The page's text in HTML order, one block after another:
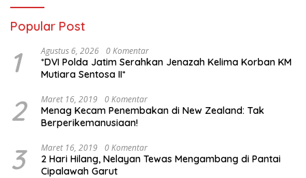
Popular Post
1 Agustus 6, 2026 0 Komentar
*DVI Polda Jatim Serahkan Jenazah Kelima Korban KM
Mutiara Sentosa II*
2 Maret 16, 2019 0 Komentar
Menag Kecam Penembakan di New Zealand: Tak
Berperikemanusiaan!
3 Maret 16, 2019 0 Komentar
2 Hari Hilang, Nelayan Tewas Mengambang di Pantai
Cipalawah Garut